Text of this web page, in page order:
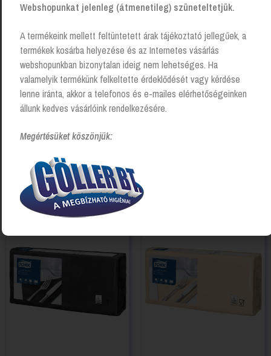
Kapcsolódó Termékek
Webshopunkat jelenleg (átmenetileg) szüneteltetjük.
A termékeink mellett feltüntetett árak tájékoztató jellegűek, a
termékek kosárba helyezése és az Internetes vásárlás
webshopunkban bizonytalan ideig nem lehetséges. Ha
valamelyik termékünk felkeltette érdeklődését vagy kérdése
lenne iránta, akkor a telefonos és e-mailes elérhetőségeinken
állunk kedves vásárlóink rendelkezésére.
Megértésüket köszönjük: